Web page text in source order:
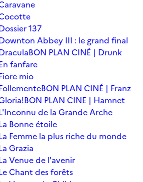
137
Abbey III : le grand final
BON PLAN CINÉ | Drunk
fanfare
mio
BON PLAN CINÉ | Franz
BON PLAN CINE | Hamnet
de la Grande Arche
Bonne étoile
Femme la plus riche du monde
Grazia
Venue de l'avenir
Chant des forêts